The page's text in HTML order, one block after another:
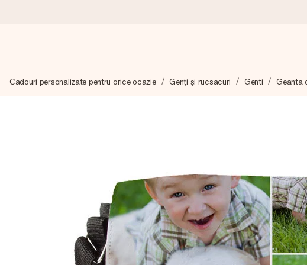
Îți alcătuim cadoul cu grijă și îl trimitem îndată spre tine - pentru ca tu să
Felicitare gratuită
Creează ceva unic în doar câțiva pași - cu numele ei, fotografia ta sau
Cadouri personalizate pentru orice ocazie Genți și rucsacuri Genti Geanta